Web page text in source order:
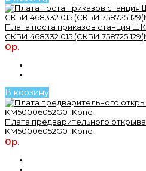
Плата поста приказов станция
СКБИ.468332.015
0р.
В корзину
Плата предварительного
KM50006052G01 Kone
0р.